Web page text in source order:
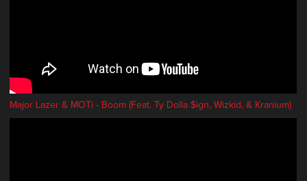
Major Lazer & MOTi - Boom (Feat. Ty Dolla $ign, Wizkid, & Kranium)